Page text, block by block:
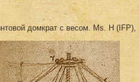
домкрат с весом. Ms. H (IFP),